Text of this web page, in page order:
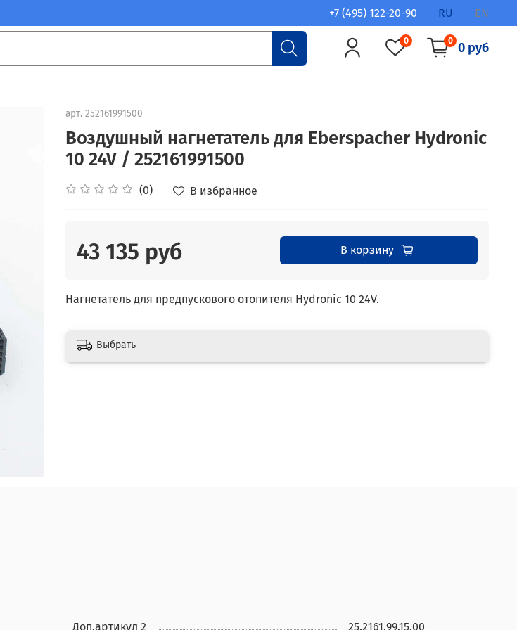
+7 (495) 122-20-90 RU EN
0 0 0 руб
арт. 252161991500
Воздушный нагнетатель для Eberspacher Hydronic
10 24V / 252161991500
(0) В избранное
43 135 руб В корзину
Нагнетатель для предпускового отопителя Hydronic 10 24V.
Выбрать
Доп.артикул 2 25.2161.99.15.00